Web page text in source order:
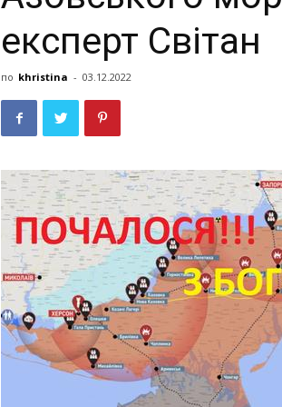
експерт Світан
по khristina - 03.12.2022